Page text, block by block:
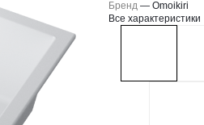
Бренд —Omoikiri
Все характеристики